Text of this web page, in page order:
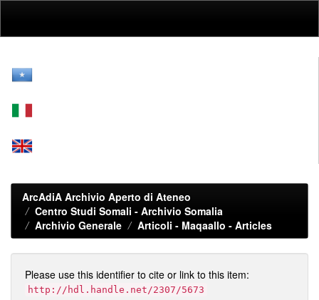
ArcAdiA Archivio Aperto di Ateneo
Centro Studi Somali - Archivio Somalia
Archivio Generale
Articoli - Maqaallo - Articles
Please use this identifier to cite or link to this item:
http://hdl.handle.net/2307/5673